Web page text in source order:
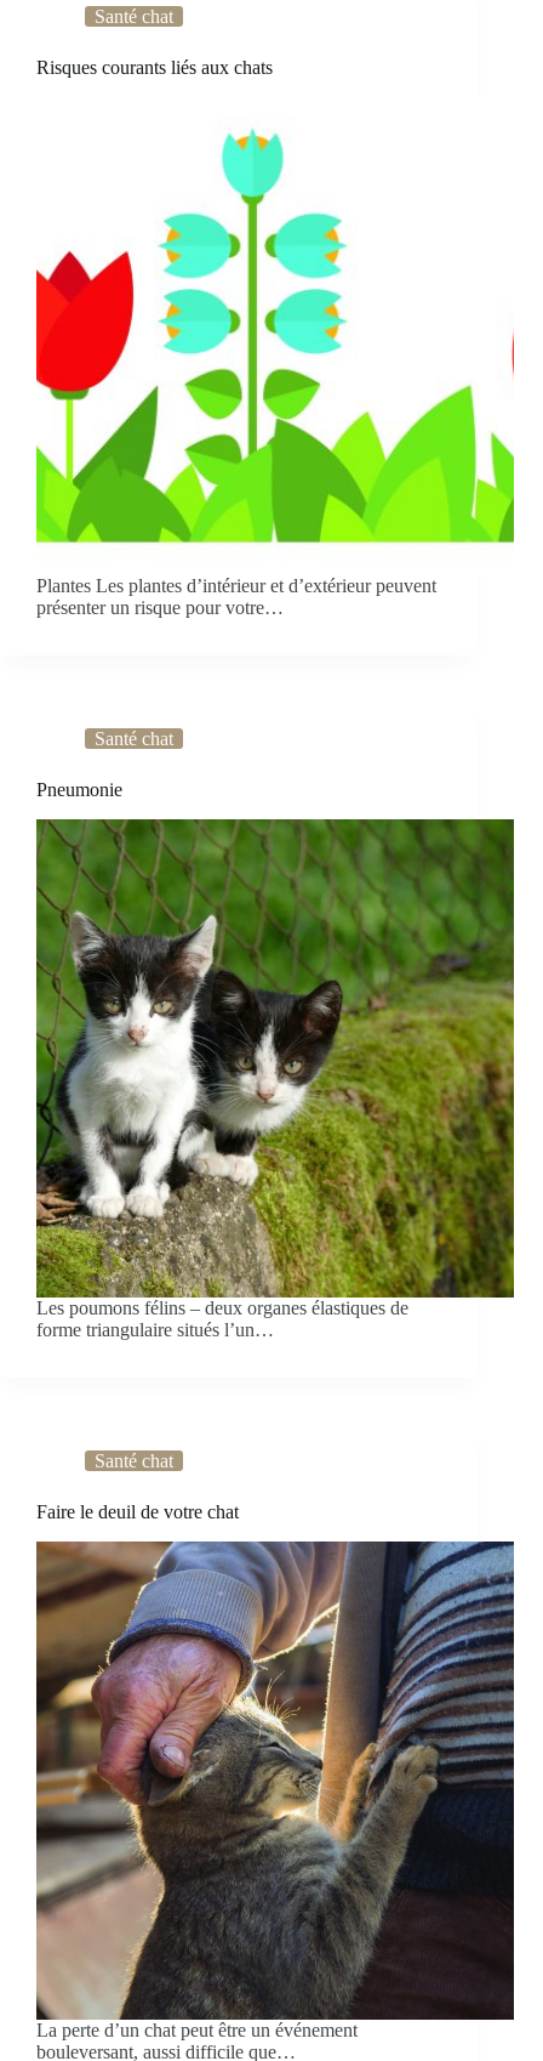
Santé chat
Risques courants liés aux chats
Plantes Les plantes d’intérieur et d’extérieur peuvent
présenter un risque pour votre…
Santé chat
Pneumonie
Les poumons félins – deux organes élastiques de
forme triangulaire situés l’un…
Santé chat
Faire le deuil de votre chat
La perte d’un chat peut être un événement
bouleversant, aussi difficile que…